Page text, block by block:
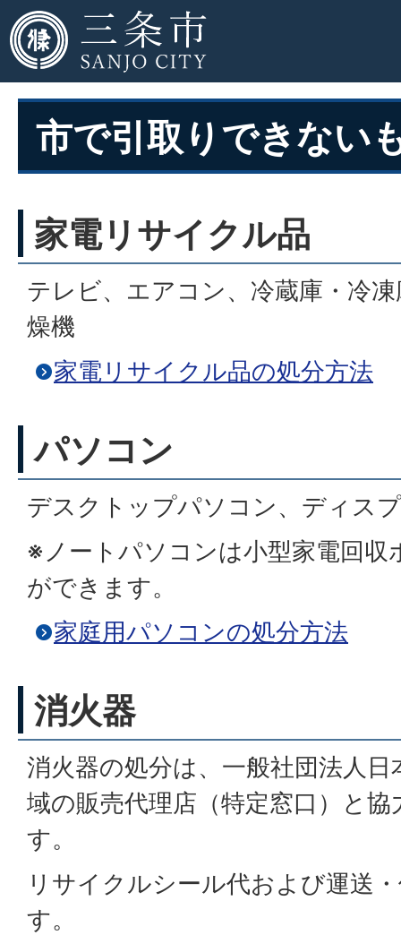
市で引取りできない
家電リサイクル品
テレビ、エアコン、冷蔵庫・冷
燥機
家電リサイクル品の処分方法
パソコン
デスクトップパソコン、ディス
※ノートパソコンは小型家電回収
ができます。
家庭用パソコンの処分方法
消火器
消火器の処分は、一般社団法人
域の販売代理店（特定窓口）と
す。
リサイクルシール代および運送
す。